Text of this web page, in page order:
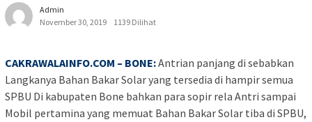
Admin
November 30, 2019
1139 Dilihat
CAKRAWALAINFO.COM – BONE:Antrian panjang di sebabkan
Langkanya Bahan Bakar Solar yang tersedia di hampir semua
SPBU Di kabupaten Bone bahkan para sopir rela Antri sampai
Mobil pertamina yang memuat Bahan Bakar Solar tiba di SPBU,